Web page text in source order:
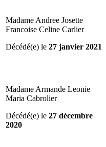
Madame Andree Josette
Francoise Celine Carlier
Décédé(e) le 27 janvier 2021
Madame Armande Leonie
Maria Cabrolier
Décédé(e) le 27 décembre
2020